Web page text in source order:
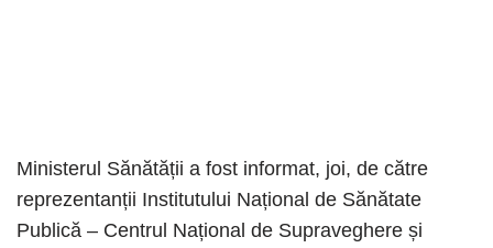
Ministerul Sănătății a fost informat, joi, de către
reprezentanții Institutului Național de Sănătate
Publică – Centrul Național de Supraveghere și